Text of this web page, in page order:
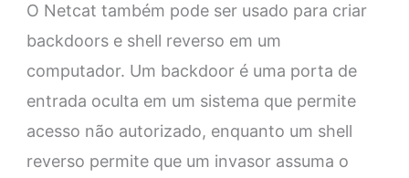
O Netcat também pode ser usado para criar
backdoors e shell reverso em um
computador. Um backdoor é uma porta de
entrada oculta em um sistema que permite
acesso não autorizado, enquanto um shell
reverso permite que um invasor assuma o